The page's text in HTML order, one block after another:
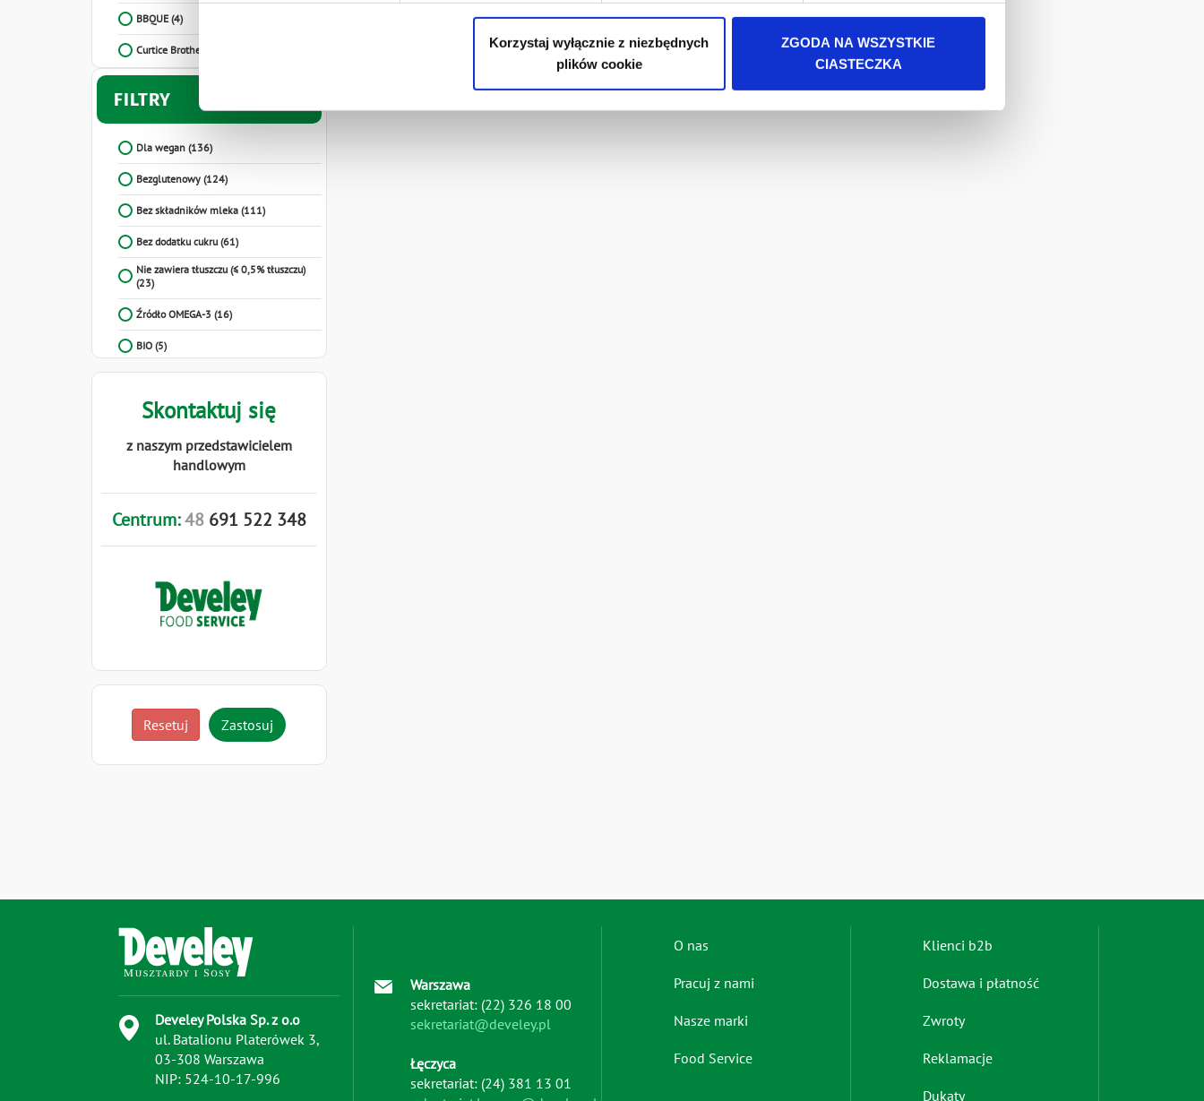
Korzystaj wyłącznie z niezbędnych
plików cookie
ZGODA NA WSZYSTKIE
CIASTECZKA
BBQUE (4)
Curtice Brothers
FILTRY
Dla wegan (136)
Bezglutenowy (124)
Bez składników mleka (111)
Bez dodatku cukru (61)
Nie zawiera tłuszczu (≤ 0,5% tłuszczu)
(23)
Źródło OMEGA-3 (16)
BIO (5)
Skontaktuj się
z naszym przedstawicielem
handlowym
Centrum: 48 691 522 348
Resetuj Zastosuj
Develey Polska Sp. z o.o
ul. Batalionu Platerówek 3,
03-308 Warszawa
NIP: 524-10-17-996
Warszawa
sekretariat: (22) 326 18 00
sekretariat@develey.pl
Łęczyca
sekretariat: (24) 381 13 01
Footer
menu
O nas
Pracuj z nami
Nasze marki
Food Service
Footer
menu
Klienci b2b
Dostawa i płatność
Zwroty
Reklamacje
Dukaty